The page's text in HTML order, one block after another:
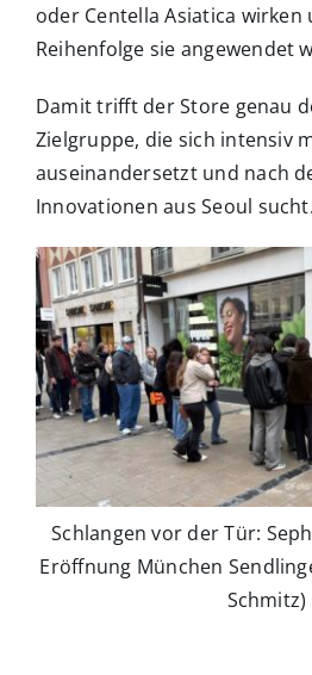
oder Centella Asiatica wirken
Reihenfolge sie angewendet
Damit trifft der Store genau
Zielgruppe, die sich intensiv
auseinandersetzt und nach
Innovationen aus Seoul sucht.
Schlangen vor der Tür:
Eröffnung München
Schmitz)